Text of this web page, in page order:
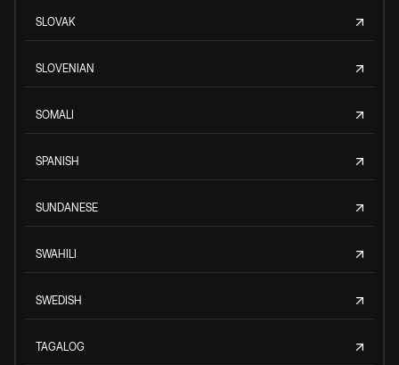
SLOVAK
SLOVENIAN
SOMALI
SPANISH
SUNDANESE
SWAHILI
SWEDISH
TAGALOG